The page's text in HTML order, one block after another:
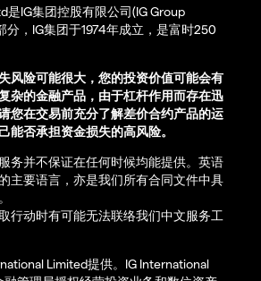
是IG集团控股有限公司(IG Group
分，IG集团于1974年成立，是富时250
风险可能很大，您的投资价值可能会有
杂的金融产品，由于杠杆作用而存在迅
您在交易前充分了解差价合约产品的运
能否承担资金损失的高风险。
务并不保证在任何时候均能提供。英语
主要语言，亦是我们所有合同文件中具
行动时有可能无法联络我们中文服务工
Limited提供。IG International